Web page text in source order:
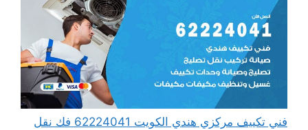
فني تكييف مركزي هندي الكويت 62224041 فك نقل